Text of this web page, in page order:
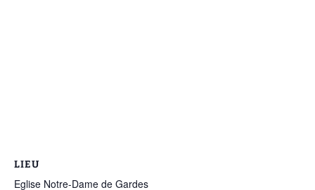
LIEU
Eglise Notre-Dame de Gardes